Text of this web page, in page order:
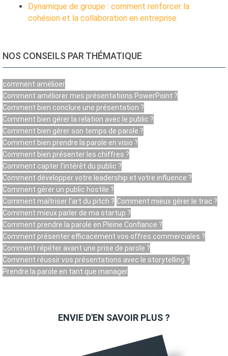
Dynamique de groupe : comment renforcer la
cohésion et la collaboration en entreprise
NOS CONSEILS PAR THÉMATIQUE
comment amélioer
Comment améliorer mes présentations PowerPoint ?
Comment bien conclure une présentation ?
Comment bien gérer la relation avec le public ?
Comment bien gérer son temps de parole ?
Comment bien prendre la parole en visio ?
Comment bien présenter les chiffres ?
Comment capter l'intérêt du public ?
Comment développer votre leadership et votre influence ?
Comment gérer un public hostile ?
Comment maîtriser l'art du pitch ? Comment mieux gérer le trac ?
Comment mieux parler de ma startup ?
Comment prendre la parole en Pleine Confiance ?
Comment présenter efficacement vos offres commerciales ?
Comment répéter avant une prise de parole ?
Comment réussir vos présentations avec le storytelling ?
Prendre la parole en tant que manager
ENVIE D'EN SAVOIR PLUS ?